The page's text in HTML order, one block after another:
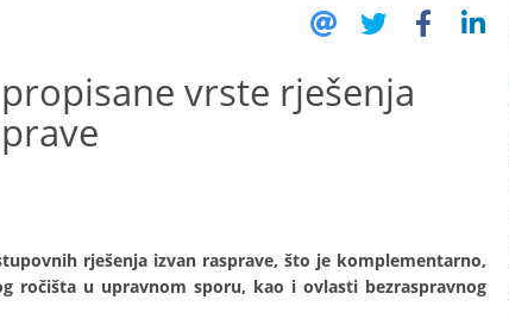
vrste rješenja
rješenja izvan rasprave, što je komplementarno,
ročišta u upravnom sporu, kao i ovlasti bezraspravnog